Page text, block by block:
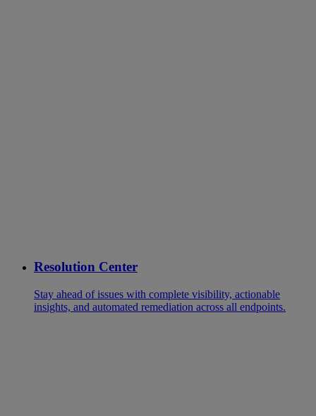
Resolution Center
Stay ahead of issues with complete visibility, actionable
insights, and automated remediation across all endpoints.